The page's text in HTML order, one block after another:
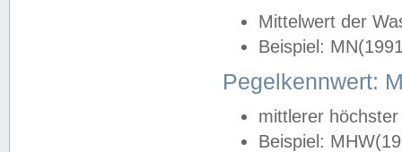
Mittelwert der
Beispiel:
Pegelkennwert:
mittlerer
Beispiel: